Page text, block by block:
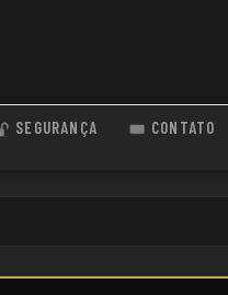
SEGURANÇA CONTATO